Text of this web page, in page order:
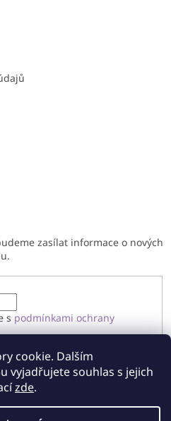
cookie. Dalším
vyjadřujete souhlas s jejich
zde.
zasílat informace o nových
s podmínkami ochrany